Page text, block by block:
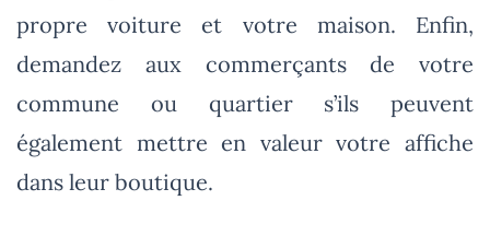
propre voiture et votre maison. Enfin,
demandez aux commerçants de votre
commune ou quartier s’ils peuvent
également mettre en valeur votre affiche
dans leur boutique.